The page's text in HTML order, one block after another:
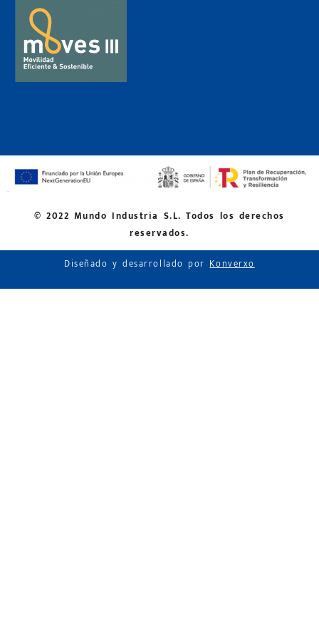
© 2022 Mundo Industria S.L. Todos los derechos
reservados.
Diseñado y desarrollado porKonverxo